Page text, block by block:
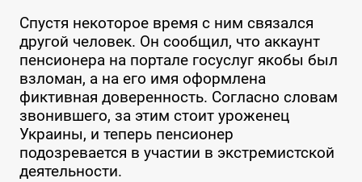
Спустя некоторое время с ним связался
другой человек. Он сообщил, что аккаунт
пенсионера на портале госуслуг якобы был
взломан, а на его имя оформлена
фиктивная доверенность. Согласно словам
звонившего, за этим стоит уроженец
Украины, и теперь пенсионер
подозревается в участии в экстремистской
деятельности.